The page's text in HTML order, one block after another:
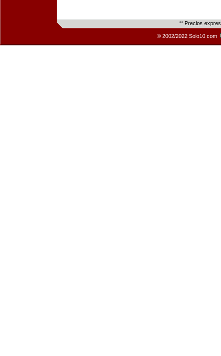
** Precios
© 2002/2022 Solo10.com